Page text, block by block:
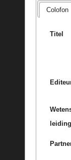
Colofon
Titel
leiding